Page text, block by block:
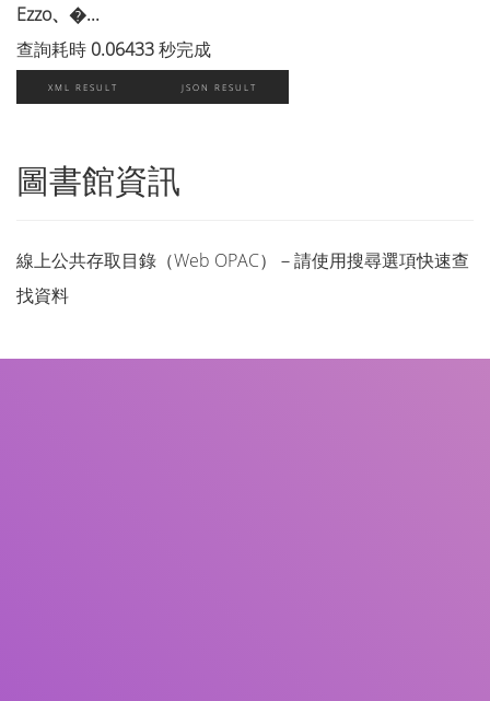
Ezzo、�...
查詢耗時 0.06433秒完成
XML RESULT JSON RESULT
圖書館資訊
線上公共存取目錄（Web OPAC）－請使用搜尋選項快速查
找資料